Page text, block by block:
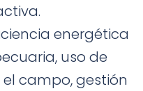
energética
uso de
campo, gestión